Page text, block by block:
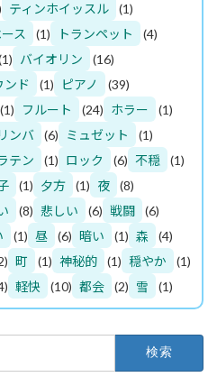
ティンホイッスル
(1)
ス (1) トランペット
(4)
バイオリン
(16)
ンド (1) ピアノ
(39)
(1) フルート (24) ホラー
(1)
ンバ (6) ミュゼット
(1)
テン (1) ロック (6) 不穏
(1)
(1) 夕方 (1) 夜
(8)
(8) 悲しい (6) 戦闘
(6)
(1) 昼 (6) 暗い (1) 森
(4)
町 (1) 神秘的 (1) 穏やか
(1)
軽快 (10) 都会 (2) 雪 (1)